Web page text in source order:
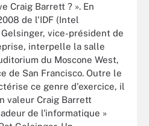
Craig Barrett ? ». En
de l'IDF (Intel
vice-président de
interpelle la salle
du Moscone West,
de San Francisco. Outre le
ce genre d'exercice, il
valeur Craig Barrett
de l'informatique »